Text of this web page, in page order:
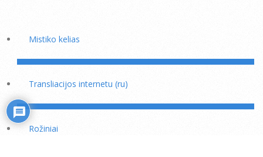
Mistiko kelias
Transliacijos internetu (ru)
Rožiniai